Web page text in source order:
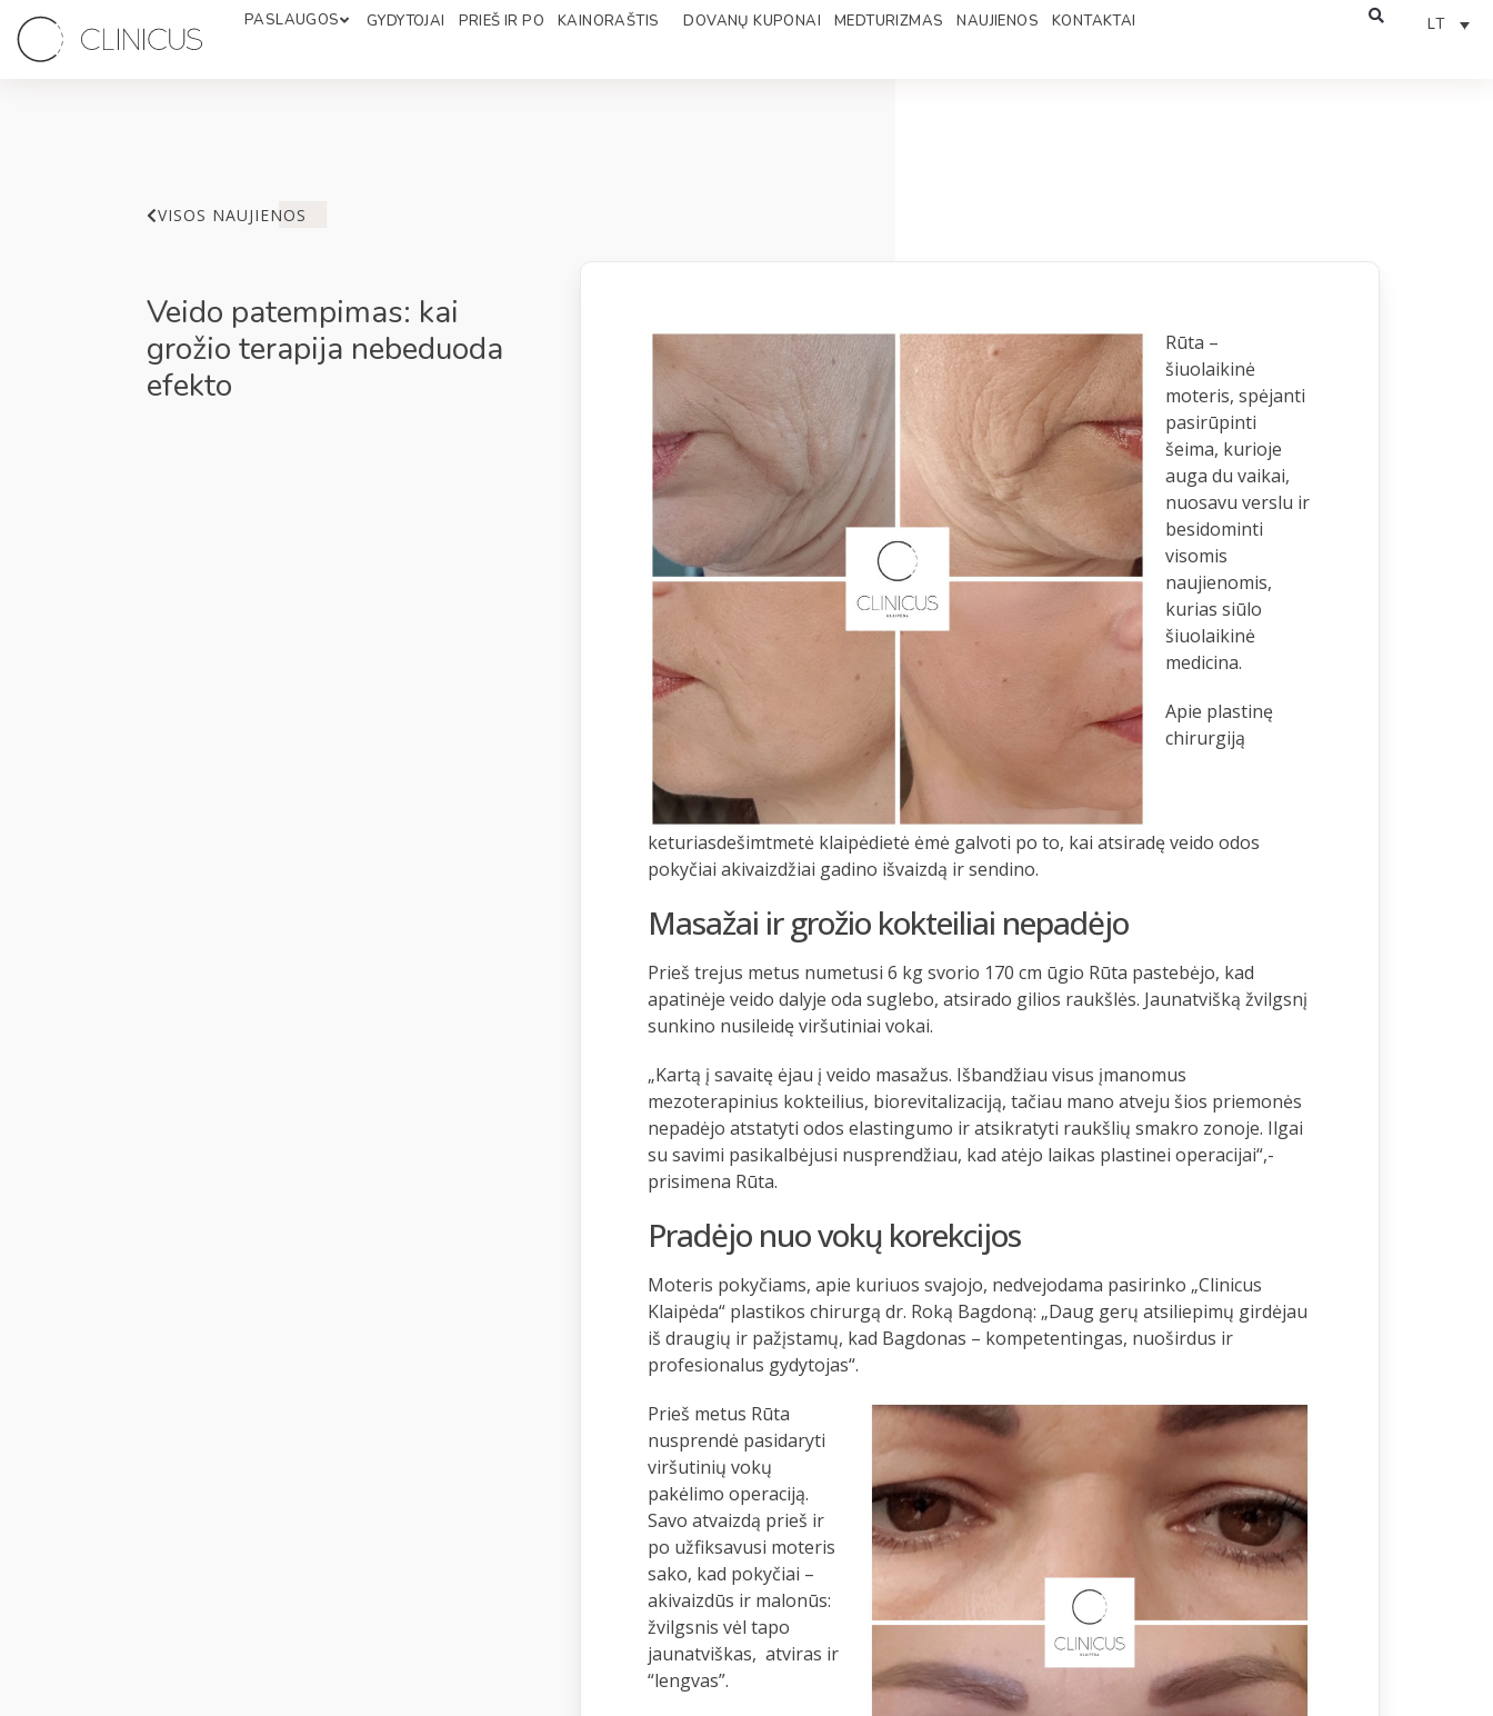
PASLAUGOS GYDYTOJAI PRIEŠ IR PO KAINORAŠTIS DOVANŲ KUPONAI MEDTURIZMAS NAUJIENOS KONTAKTAI LT
VISOS NAUJIENOS
Veido patempimas: kai
grožio terapija nebeduoda
efekto
Rūta –
šiuolaikinė
moteris, spėjanti
pasirūpinti
šeima, kurioje
auga du vaikai,
nuosavu verslu ir
besidominti
visomis
naujienomis,
kurias siūlo
šiuolaikinė
medicina.
Apie plastinę
chirurgiją
keturiasdešimtmetė klaipėdietė ėmė galvoti po to, kai atsiradę veido odos
pokyčiai akivaizdžiai gadino išvaizdą ir sendino.
Masažai ir grožio kokteiliai nepadėjo
Prieš trejus metus numetusi 6 kg svorio 170 cm ūgio Rūta pastebėjo, kad
apatinėje veido dalyje oda suglebo, atsirado gilios raukšlės. Jaunatvišką žvilgsnį
sunkino nusileidę viršutiniai vokai.
„Kartą į savaitę ėjau į veido masažus. Išbandžiau visus įmanomus
mezoterapinius kokteilius, biorevitalizaciją, tačiau mano atveju šios priemonės
nepadėjo atstatyti odos elastingumo ir atsikratyti raukšlių smakro zonoje. Ilgai
su savimi pasikalbėjusi nusprendžiau, kad atėjo laikas plastinei operacijai“,-
prisimena Rūta.
Pradėjo nuo vokų korekcijos
Moteris pokyčiams, apie kuriuos svajojo, nedvejodama pasirinko „Clinicus
Klaipėda“ plastikos chirurgą dr. Roką Bagdoną: „Daug gerų atsiliepimų girdėjau
iš draugių ir pažįstamų, kad Bagdonas – kompetentingas, nuoširdus ir
profesionalus gydytojas“.
Prieš metus Rūta
nusprendė pasidaryti
viršutinių vokų
pakėlimo operaciją.
Savo atvaizdą prieš ir
po užfiksavusi moteris
sako, kad pokyčiai –
akivaizdūs ir malonūs:
žvilgsnis vėl tapo
jaunatviškas, atviras ir
“lengvas”.